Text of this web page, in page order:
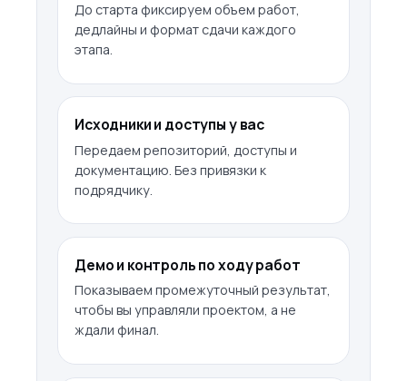
До старта фиксируем объем работ,
дедлайны и формат сдачи каждого
этапа.
Исходники и доступы у вас
Передаем репозиторий, доступы и
документацию. Без привязки к
подрядчику.
Демо и контроль по ходу работ
Показываем промежуточный результат,
чтобы вы управляли проектом, а не
ждали финал.